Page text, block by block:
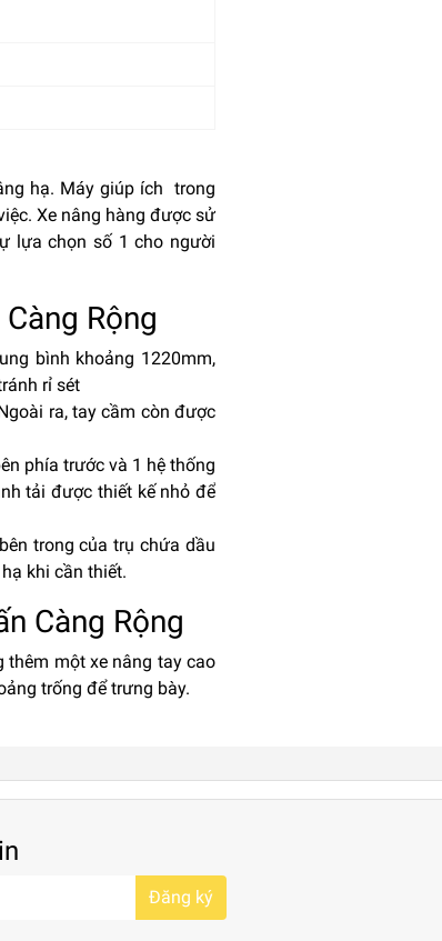
hạ. Máy giúp ích trong
Xe nâng hàng được sử
lựa chọn số 1 cho người
Rộng
bình khoảng 1220mm,
rỉ sét
ra, tay cầm còn được
phía trước và 1 hệ thống
tải được thiết kế nhỏ để
trong của trụ chứa dầu
khi cần thiết.
Càng Rộng
thêm một xe nâng tay cao
trống để trưng bày.
Đăng ký